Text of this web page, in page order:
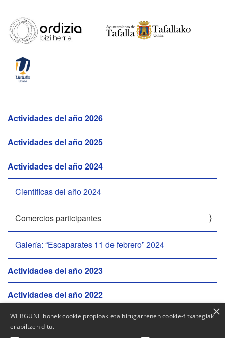
N
a
v
e
g
a
c
i
ó
n
Actividades del año 2026
Actividades del año 2025
Actividades del año 2024
Científicas del año 2024
Comercios participantes
Galería: “Escaparates 11 de febrero” 2024
Actividades del año 2023
Actividades del año 2022
Actividades del año 2021
WEBGUNE honek cookie propioak eta hirugarrenen cookie-fitxategiak
erabiltzen ditu.
×